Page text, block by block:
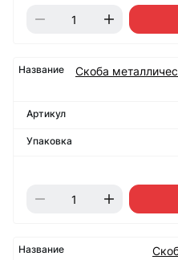
Скоба